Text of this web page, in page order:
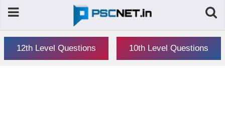
12th Level Questions 10th Level Questions